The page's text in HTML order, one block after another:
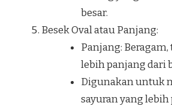
besar.
Besek Oval atau Panjang:
Panjang:
lebih panjang dari
Digunakan untuk
sayuran yang lebih